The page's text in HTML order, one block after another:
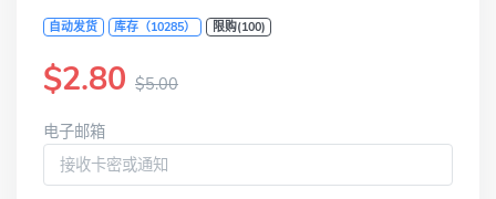
自动发货 库存（10285） 限购(100)
$2.80 $5.00
电子邮箱